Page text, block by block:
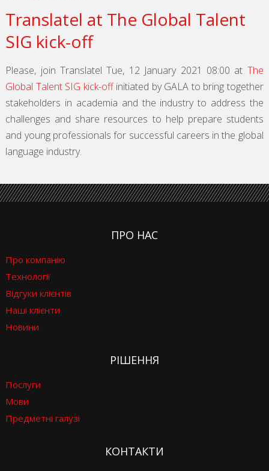
Translatel at The Global Talent
SIG kick-off
Please, join Translatel Tue, 12 January 2021 08:00 at The
Global Talent SIG kick-offinitiated by GALA to bring together
stakeholders in academia and the industry to address the
challenges and share resources to help prepare students
and young professionals for successful careers in the global
language industry.
ПРО НАС
Про компанію
Технології
Відгуки клієнтів
Наші клієнти
Новини
РІШЕННЯ
Послуги
Мови
Предметні галузі
КОНТАКТИ